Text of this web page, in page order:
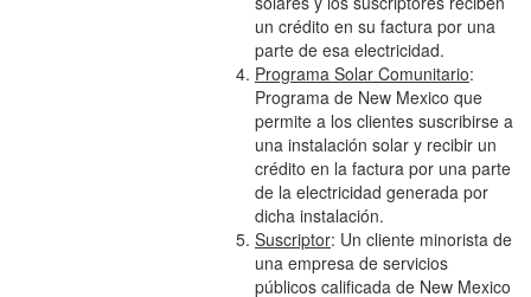
un crédito en su factura por una
parte de esa electricidad.
Programa Solar Comunitario:
Programa de New Mexico que
permite a los clientes suscribirse a
una instalación solar y recibir un
crédito en la factura por una parte
de la electricidad generada por
dicha instalación.
Suscriptor: Un cliente minorista de
una empresa de servicios
públicos calificada de New Mexico